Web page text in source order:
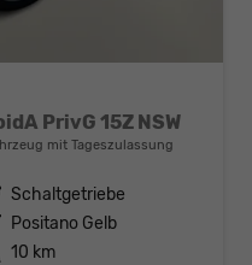
PrivG 15Z NSW
mit Tageszulassung
Schaltgetriebe
Positano Gelb
10 km